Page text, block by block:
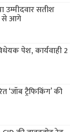
उम्मीदवार सतीश
से आगे
पेश, कार्यवाही 2
ट्रैफिकिंग’ की